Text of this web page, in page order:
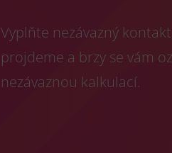
Vyplňte nezávazný
projdeme a brzy se vám
nezávaznou kalkulací.